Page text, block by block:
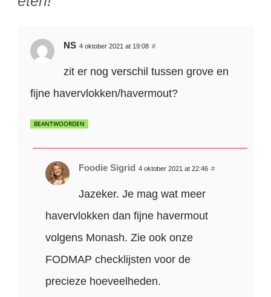
NS 4 oktober 2021 at 19:08 #
zit er nog verschil tussen grove en
fijne havervlokken/havermout?
BEANTWOORDEN
Foodie Sigrid 4 oktober 2021 at 22:46 #
Jazeker. Je mag wat meer
havervlokken dan fijne havermout
volgens Monash. Zie ook onze
FODMAP checklijsten voor de
precieze hoeveelheden.